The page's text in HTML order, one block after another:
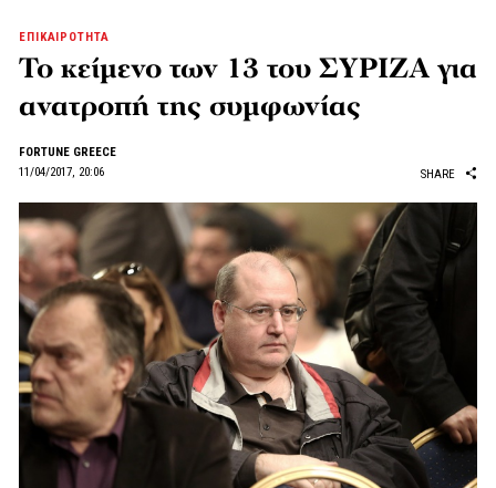
ΕΠΙΚΑΙΡΟΤΗΤΑ
Το κείμενο των 13 του ΣΥΡΙΖΑ για
ανατροπή της συμφωνίας
FORTUNE GREECE
11/04/2017, 20:06
SHARE